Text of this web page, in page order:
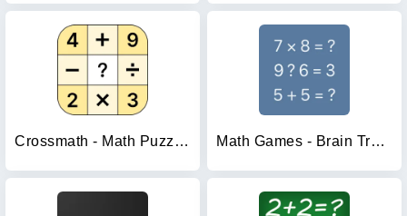
Crossmath - Math Puzzle Games Math Games - Brain Training